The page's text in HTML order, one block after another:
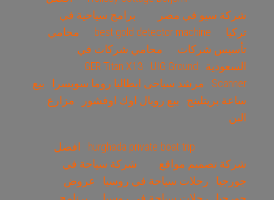
شركة سيو في مصر
برامج سياحية في
تركيا
best gold detector machine
محامي
تأسيس شركات
محامي شركات في
السعودية
GER Titan X13
UIG Ground
Scanner
مرشد سياحى ايطاليا روما سويسرا
بيع
ساعة بريتلينج
بيع رويال اوك اوفشور
مزارع
البن
hurghada private boat trip
افضل
شركة تصميم مواقع
شركة سياحة في
جورجيا
رحلات سياحة في روسيا
عروض